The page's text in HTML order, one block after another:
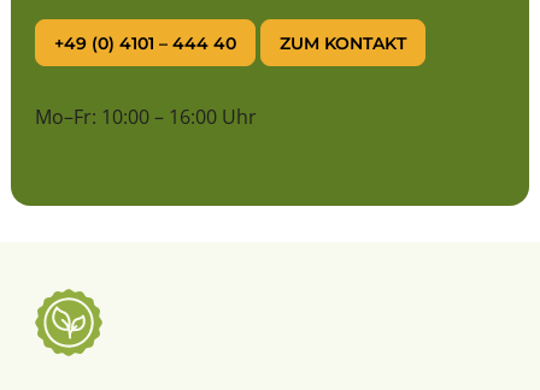
+49 (0) 4101 – 444 40 ZUM KONTAKT
Mo–Fr: 10:00 – 16:00 Uhr